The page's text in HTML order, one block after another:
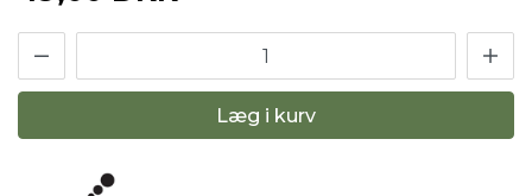
Læg i kurv